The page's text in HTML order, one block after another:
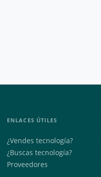
ENLACES ÚTILES
¿Vendes tecnología?
¿Buscas tecnología?
Proveedores